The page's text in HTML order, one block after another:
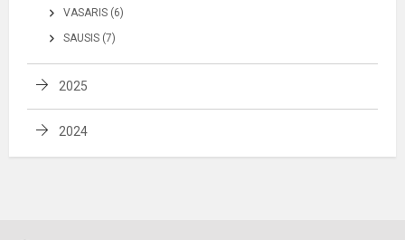
VASARIS (6)
SAUSIS (7)
2025
2024